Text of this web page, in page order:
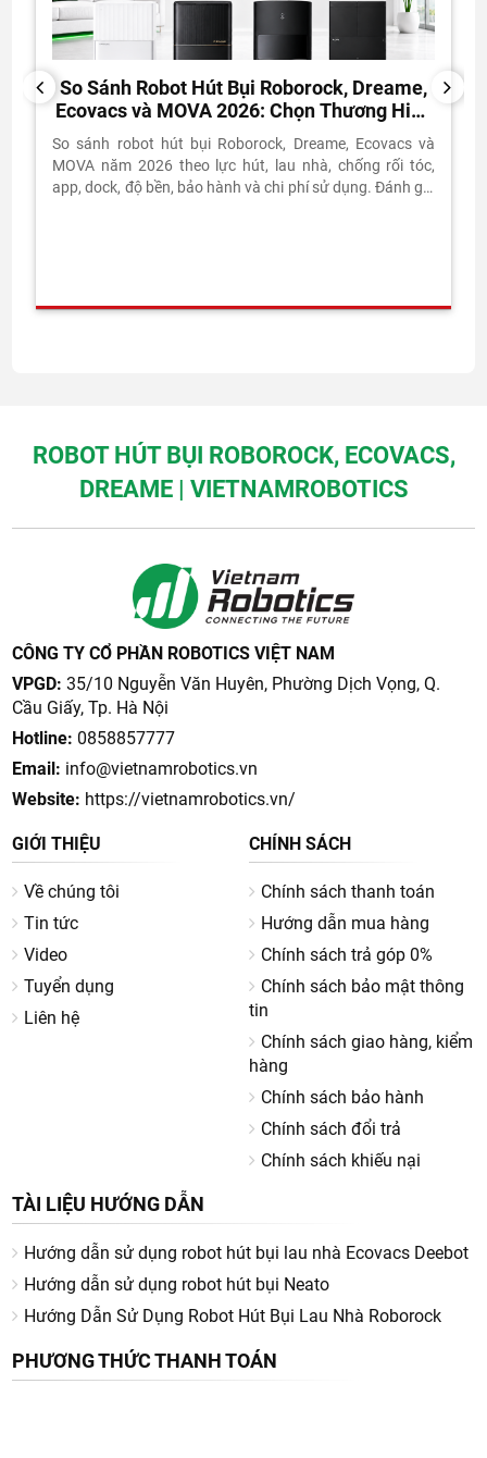
PREVIOUS
So Sánh Robot Hút Bụi Roborock, Dreame,
Ecovacs và MOVA 2026: Chọn Thương Hiệu
Nào?
So sánh robot hút bụi Roborock, Dreame, Ecovacs và
MOVA năm 2026 theo lực hút, lau nhà, chống rối tóc,
app, dock, độ bền, bảo hành và chi phí sử dụng. Đánh giá
NEXT
ROBOT HÚT BỤI ROBOROCK, ECOVACS,
DREAME | VIETNAMROBOTICS
CÔNG TY CỔ PHẦN ROBOTICS VIỆT NAM
VPGD: 35/10 Nguyễn Văn Huyên, Phường Dịch Vọng, Q.
Cầu Giấy, Tp. Hà Nội
Hotline: 0858857777
Email: info@vietnamrobotics.vn
Website: https://vietnamrobotics.vn/
GIỚI THIỆU
Về chúng tôi
Tin tức
Video
Tuyển dụng
Liên hệ
CHÍNH SÁCH
Chính sách thanh toán
Hướng dẫn mua hàng
Chính sách trả góp 0%
Chính sách bảo mật thông
tin
Chính sách giao hàng, kiểm
hàng
Chính sách bảo hành
Chính sách đổi trả
Chính sách khiếu nại
TÀI LIỆU HƯỚNG DẪN
Hướng dẫn sử dụng robot hút bụi lau nhà Ecovacs Deebot
Hướng dẫn sử dụng robot hút bụi Neato
Hướng Dẫn Sử Dụng Robot Hút Bụi Lau Nhà Roborock
PHƯƠNG THỨC THANH TOÁN